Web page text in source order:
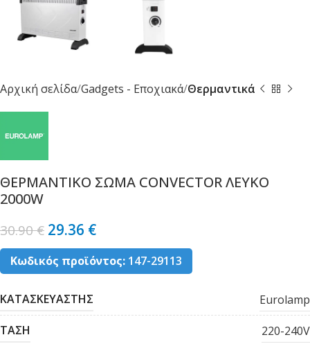
Αρχική σελίδα Gadgets - Εποχιακά Θερμαντικά
ΘΕΡΜΑΝΤΙΚΟ ΣΩΜΑ CONVECTOR ΛΕΥΚΟ
2000W
30.90€ 29.36 €
Κωδικός προϊόντος: 147-29113
ΚΑΤΑΣΚΕΥΑΣΤΗΣ Eurolamp
ΤΑΣΗ 220-240V